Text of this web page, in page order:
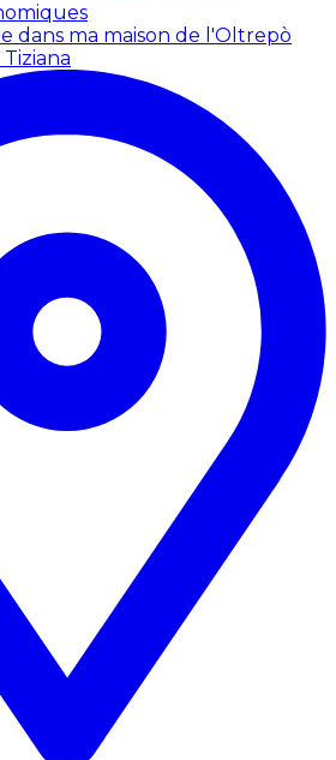
dans ma maison de l'Oltrepò